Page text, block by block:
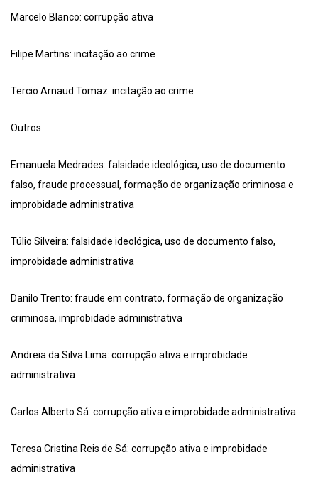
Marcelo Blanco: corrupção ativa
Filipe Martins: incitação ao crime
Tercio Arnaud Tomaz: incitação ao crime
Outros
Emanuela Medrades: falsidade ideológica, uso de documento
falso, fraude processual, formação de organização criminosa e
improbidade administrativa
Túlio Silveira: falsidade ideológica, uso de documento falso,
improbidade administrativa
Danilo Trento: fraude em contrato, formação de organização
criminosa, improbidade administrativa
Andreia da Silva Lima: corrupção ativa e improbidade
administrativa
Carlos Alberto Sá: corrupção ativa e improbidade administrativa
Teresa Cristina Reis de Sá: corrupção ativa e improbidade
administrativa